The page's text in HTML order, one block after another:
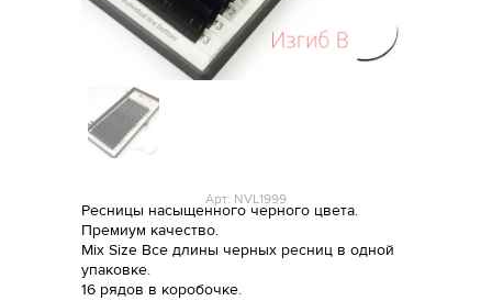
Арт: NVL1999
Ресницы насыщенного черного цвета.
Премиум качество.
Mix Size Все длины черных ресниц в одной
упаковке.
16 рядов в коробочке.